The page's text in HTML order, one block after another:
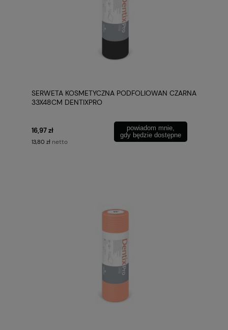
SERWETA KOSMETYCZNA PODFOLIOWAN CZARNA
33X48CM DENTIXPRO
16,97 zł
13,80 zł netto
powiadom mnie,
gdy będzie dostępne